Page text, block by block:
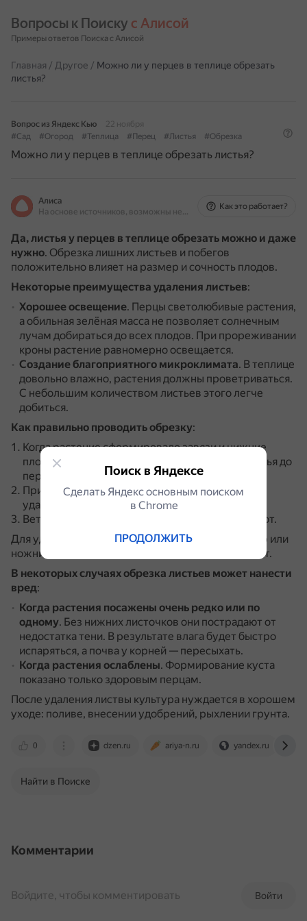
Вопросы к Поиску с Алисой
Примеры ответов Поиска с Алисой
Главная / Другое / Можно ли у перцев в теплице обрезать
листья?
Вопрос из Яндекс Кью
22 ноября
#Сад
#Огород #Теплица #Перец #Листья #Обрезка
Можно ли у перцев в теплице обрезать листья?
Алиса
На основе источников, возможны неточности
Как это работает?
Да, листья у перцев в теплице обрезать можно и даже
нужно. Обрезка лишних листьев и побегов
положительно влияет на размер и сочность плодов.
Некоторые преимущества удаления листьев:
Хорошее освещение. Перцы светолюбивые растения,
а обильная зелёная масса не позволяет солнечным
лучам добираться до всех плодов. При прореживании
кроны растение равномерно освещается.
Создание благоприятного микроклимата. В теплице
довольно влажно, растения должны проветриваться.
С небольшим количеством листьев этого легче
добиться.
Как правильно проводить обрезку:
Когда растение сформировало завязи и нижние
плоды почти доспели, удаляют все нижние листья до
первой развилки.
При вызревании перчиков на развилках выше
удаляют все листья, расположенные под ней.
Ветки, с которых собран урожай, сразу обрезают.
Для удаления лишней листвы используют секатор или
ножницы, которые перед работой дезинфицируют.
В некоторых случаях обрезка листьев может нанести
вред:
Когда растения посажены очень редко или по
одному. Без нижних листочков они пострадают от
недостатка тени. В результате влага будет быстро
испаряться, а почва у корней — пересыхать.
Когда растения ослаблены. Формирование куста
показано только здоровым перцам.
После удаления листвы культура нуждается в хорошем
уходе: поливе, внесении удобрений, рыхлении грунта.
0 dzen.ru ariya-n.ru yandex.ru
Найти в Поиске
Комментарии
Войти
Войдите, чтобы комментировать
Поиск в Яндексе
Сделать Яндекс основным поиском
в Сhrome
ПРОДОЛЖИТЬ